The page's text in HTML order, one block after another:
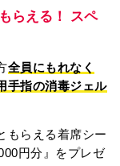
らえる！ スペ
全員にもれなく
手指の消毒ジェル
もらえる着席シー
円分』をプレゼ